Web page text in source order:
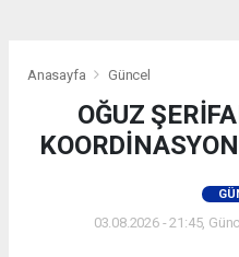
Anasayfa Güncel
OĞUZ
03.08.2026 - 21:45,